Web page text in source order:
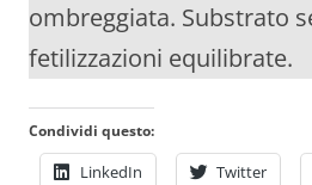
ombreggiata. Substrato
fetilizzazioni equilibrate.
Condividi questo:
LinkedIn Twitter